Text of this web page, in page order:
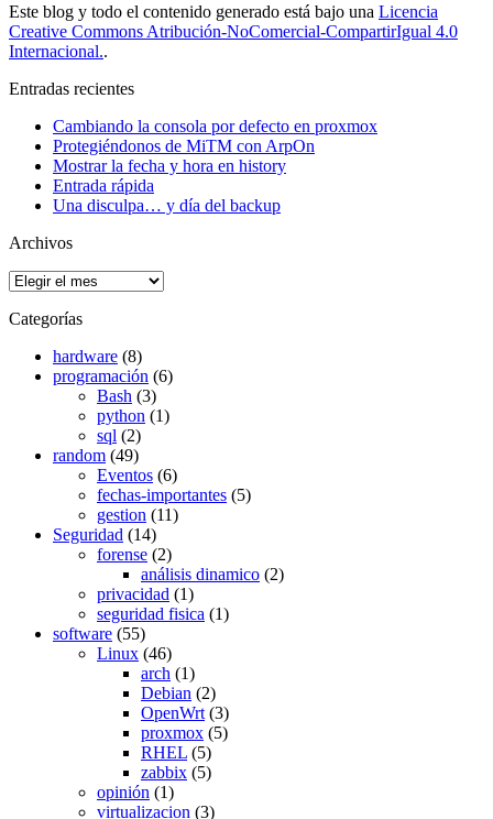
Este blog y todo el contenido generado está bajo una Licencia
Creative Commons Atribución-NoComercial-CompartirIgual 4.0
Internacional..
Entradas recientes
Cambiando la consola por defecto en proxmox
Protegiéndonos de MiTM con ArpOn
Mostrar la fecha y hora en history
Entrada rápida
Una disculpa… y día del backup
Archivos
Archivos
Categorías
hardware (8)
programación (6)
Bash (3)
python (1)
sql (2)
random (49)
Eventos (6)
fechas-importantes (5)
gestion (11)
Seguridad (14)
forense (2)
análisis dinamico (2)
privacidad (1)
seguridad fisica (1)
software (55)
Linux (46)
arch (1)
Debian (2)
OpenWrt (3)
proxmox (5)
RHEL (5)
zabbix (5)
opinión (1)
virtualizacion (3)